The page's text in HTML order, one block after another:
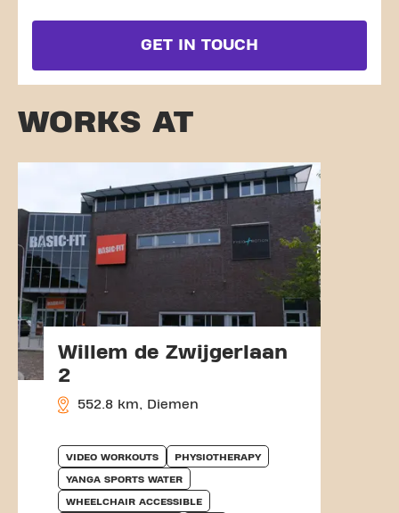
GET IN TOUCH
WORKS AT
Willem de Zwijgerlaan
2
552.8 km, Diemen
VIDEO WORKOUTS PHYSIOTHERAPY
YANGA SPORTS WATER
WHEELCHAIR ACCESSIBLE